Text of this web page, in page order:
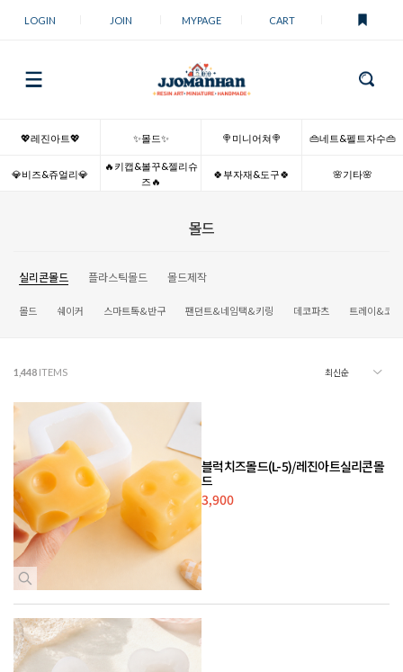
LOGIN JOIN MYPAGE CART
💖레진아트💖 ✨몰드✨ 🍭미니어쳐🍭 👜네트&펠트자수👜
💎비즈&쥬얼리💎
🔥키캡&볼꾸&젤리슈
즈🔥
🍀부자재&도구🍀 🌸기타🌸
몰드
실리콘몰드 플라스틱몰드 몰드제작
몰드 쉐이커 스마트톡&반구 팬던트&네임택&키링 데코파츠 트레이&코
1,448 ITEMS
블럭치즈몰드(L-5)/레진아트실리콘몰
드
3,900